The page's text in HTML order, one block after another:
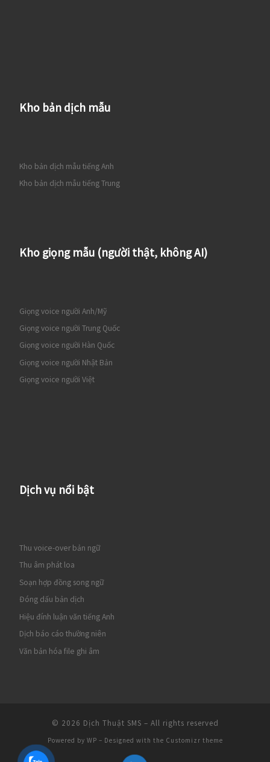
Kho bản dịch mẫu
Kho bản dịch mẫu tiếng Anh
Kho bản dịch mẫu tiếng Trung
Kho giọng mẫu (người thật, không AI)
Giọng voice người Anh/Mỹ
Giọng voice người Trung Quốc
Giọng voice người Hàn Quốc
Giọng voice người Nhật Bản
Giọng voice người Việt
Dịch vụ nổi bật
Thu voice-over bản ngữ
Thu âm phát loa
Soạn hợp đồng song ngữ
Đóng dấu bản dịch
Hiệu đính luận văn tiếng Anh
Dịch báo cáo thường niên
Văn bản hóa file ghi âm
© 2026 Dịch Thuật SMS – All rights reserved
Powered by WP – Designed with the Customizr theme